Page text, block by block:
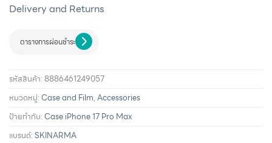
Delivery and Returns
ตารางการผ่อนชำระ
รหัสสินค้า:8886461249057
หมวดหมู่:Case and Film,Accessories
ป้ายกำกับ:Case iPhone 17 Pro Max
แบรนด์:SKINARMA